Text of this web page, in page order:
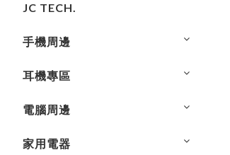
JC TECH.
手機周邊
耳機專區
電腦周邊
家用電器